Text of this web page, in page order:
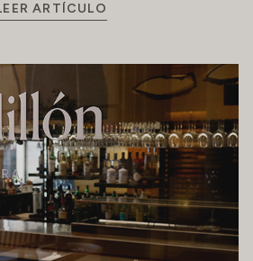
ARTÍCULO
únicas en Fondillón
celebra su décimo aniversario.
pasión, de evolución constante y
ARTÍCULO